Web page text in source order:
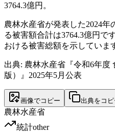
3764.3億円。
農林水産省が発表した2024年
る被害額合計は3764.3億円で
おける被害総額を示していま
出典: 農林水産省『令和6年度
版）』2025年5月公表
画像でコピー 出典をコピ
農林水産省
統計other